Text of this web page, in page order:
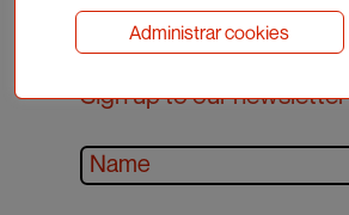
Sign up to our newsletter
Administrar cookies